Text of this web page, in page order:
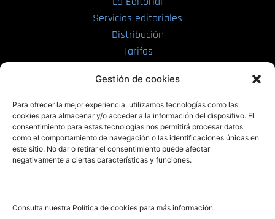
Gestión de cookies
Para ofrecer la mejor experiencia, utilizamos tecnologías como las
cookies para almacenar y/o acceder a la información del dispositivo. El
consentimiento para estas tecnologías nos permitirá procesar datos
como el comportamiento de navegación o las identificaciones únicas en
este sitio. No dar o retirar el consentimiento puede afectar
negativamente a ciertas características y funciones.
Consulta nuestra Política de cookies para más información.
Servicios editoriales
Distribución
Tarifas
PRL | Films
PRL | Play
PRL | LAB